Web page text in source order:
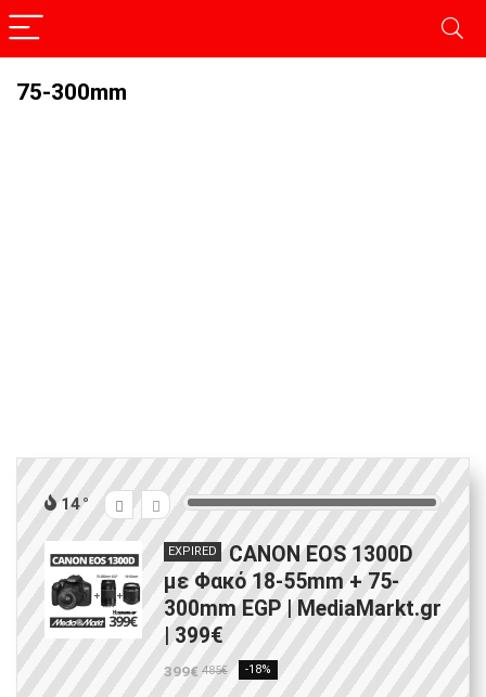
75-300mm
14
EXPIRED
CANON EOS 1300D
με Φακό 18-55mm + 75-
300mm EGP | MediaMarkt.gr
| 399€
399€ 485€ -18%